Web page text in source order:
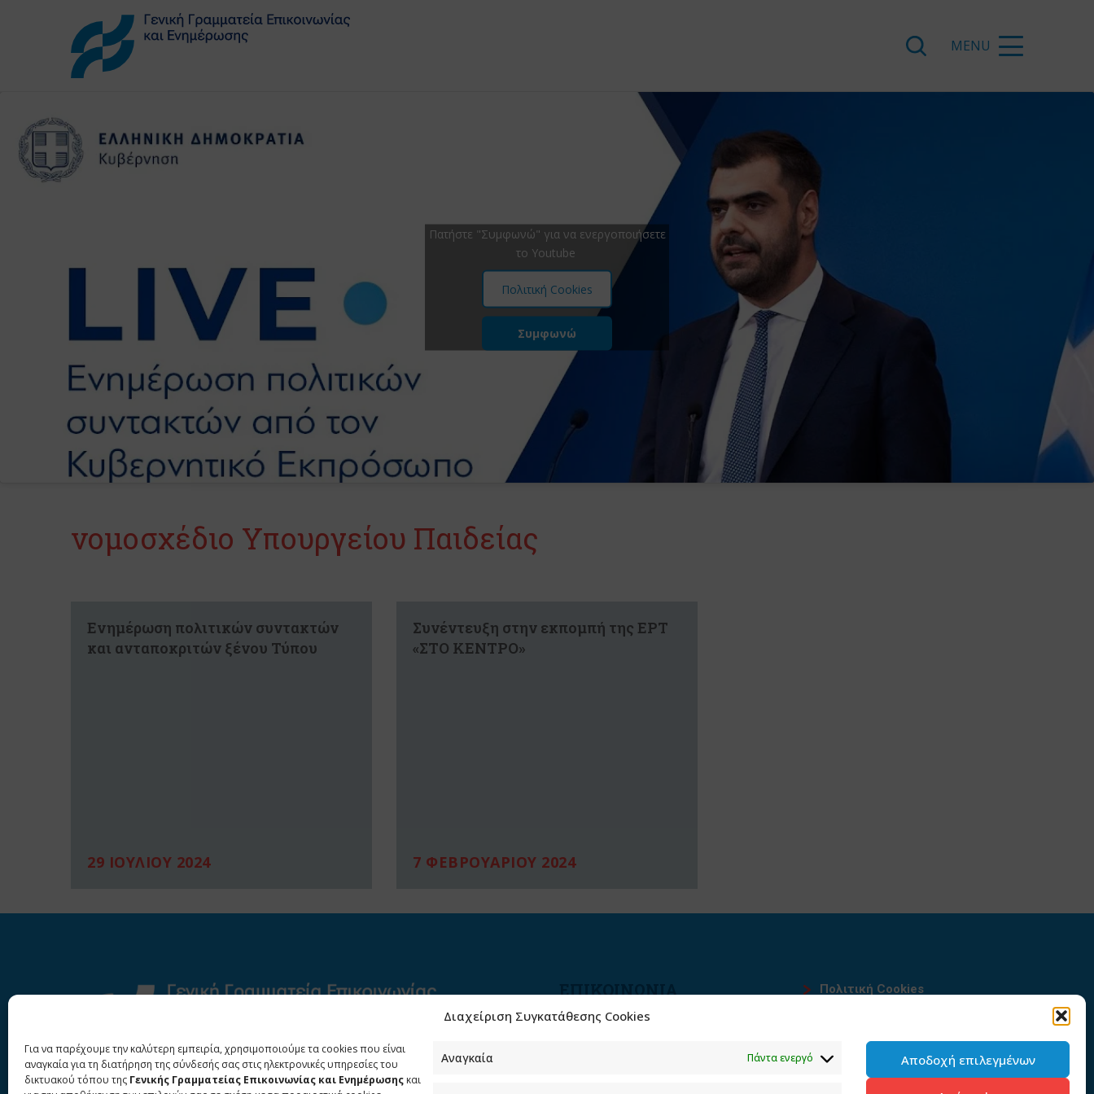
Διαχείριση Συγκατάθεσης Cookies
Για να παρέχουμε την καλύτερη εμπειρία, χρησιμοποιούμε τα cookies που είναι
αναγκαία για τη διατήρηση της σύνδεσής σας στις ηλεκτρονικές υπηρεσίες του
δικτυακού τόπου της Γενικής Γραμματείας Επικοινωνίας και Ενημέρωσης και
Αναγκαία Πάντα ενεργό Αποδοχή επιλεγμένων
Πατήστε "Συμφωνώ" για να ενεργοποιήσετε
το Youtube
Πολιτική Cookies
Συμφωνώ
νομοσχέδιο Υπουργείου Παιδείας
Ενημέρωση πολιτικών συντακτών
και ανταποκριτών ξένου Τύπου
29 ΙΟΥΛΙΟΥ 2024
Συνέντευξη στην εκπομπή της ΕΡΤ
«ΣΤΟ ΚΕΝΤΡΟ»
7 ΦΕΒΡΟΥΑΡΙΟΥ 2024
ΕΠΙΚΟΙΝΩΝΙΑ
Φραγκούδη 11 & Αλεξάνδρου
Πολιτική Cookies
Πολιτική προστασίας
προσωπικών δεδομένων του
παρόντος ιστότοπου